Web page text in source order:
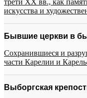
трети XX вв., как
искусства и
Бывшие церкви в
Сохранившиеся и
части Карелии и
Выборгская